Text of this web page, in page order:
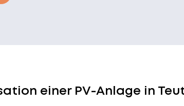
einer PV-Anlage in